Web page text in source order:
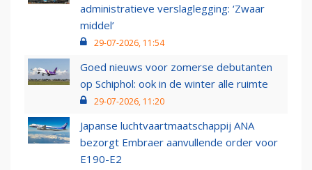
administratieve verslaglegging: ‘Zwaar
middel’
29-07-2026, 11:54
Goed nieuws voor zomerse debutanten
op Schiphol: ook in de winter alle ruimte
29-07-2026, 11:20
Japanse luchtvaartmaatschappij ANA
bezorgt Embraer aanvullende order voor
E190-E2